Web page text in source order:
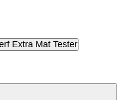
Extra Mat Tester